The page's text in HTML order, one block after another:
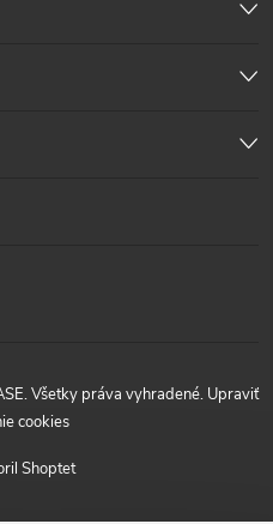
Shoptet
. Všetky práva vyhradené. Upraviť
cookies